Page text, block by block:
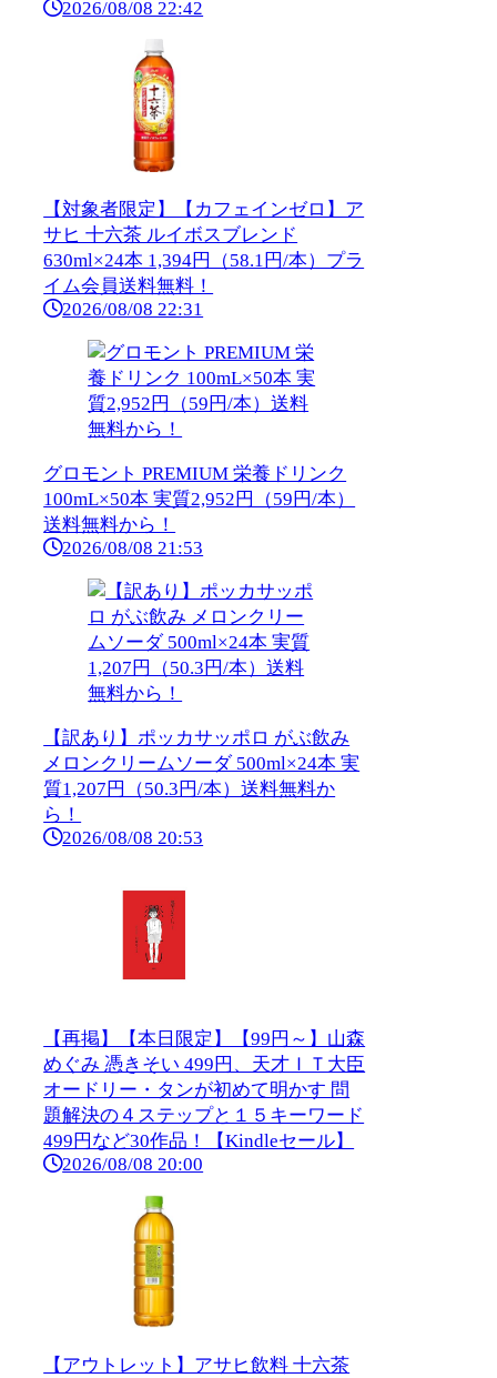
2026/08/08 22:42
【対象者限定】【カフェインゼロ】ア
サヒ 十六茶 ルイボスブレンド
630ml×24本 1,394円（58.1円/本）プラ
イム会員送料無料！
2026/08/08 22:31
グロモント PREMIUM 栄養ドリンク
100mL×50本 実質2,952円（59円/本）
送料無料から！
2026/08/08 21:53
【訳あり】ポッカサッポロ がぶ飲み
メロンクリームソーダ 500ml×24本 実
質1,207円（50.3円/本）送料無料か
ら！
2026/08/08 20:53
【再掲】【本日限定】【99円～】山森
めぐみ 憑きそい 499円、天才ＩＴ大臣
オードリー・タンが初めて明かす 問
題解決の４ステップと１５キーワード
499円など30作品！【Kindleセール】
2026/08/08 20:00
【アウトレット】アサヒ飲料 十六茶